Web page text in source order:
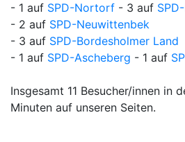
- 1 auf SPD-Nortorf - 3 auf
- 2 auf SPD-Neuwittenbek
- 3 auf SPD-Bordesholmer Land
- 1 auf SPD-Ascheberg - 1 auf
Insgesamt 11 Besucher/innen in
Minuten auf unseren Seiten.